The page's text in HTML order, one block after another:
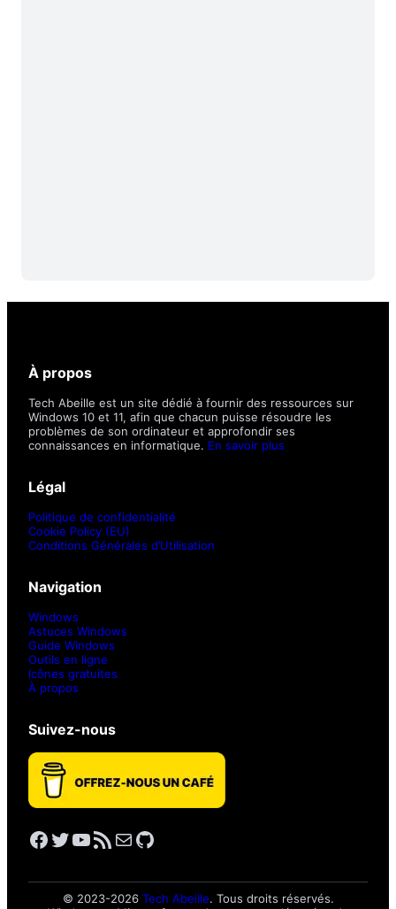
À propos
Tech Abeille est un site dédié à fournir des ressources sur
Windows 10 et 11, afin que chacun puisse résoudre les
problèmes de son ordinateur et approfondir ses
connaissances en informatique. En savoir plus
Légal
Politique de confidentialité
Cookie Policy (EU)
Conditions Générales d’Utilisation
Navigation
Windows
Astuces Windows
Guide Windows
Outils en ligne
Icônes gratuites
À propos
Suivez-nous
Facebook Twitter YouTube Flux RSS E-mail GitHub
© 2023-2026 Tech Abeille. Tous droits réservés.